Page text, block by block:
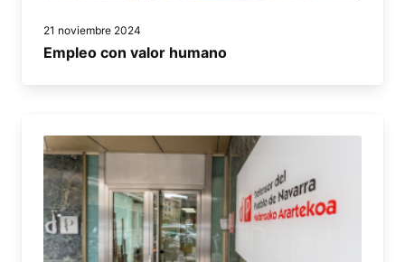
21 noviembre 2024
Empleo con valor humano